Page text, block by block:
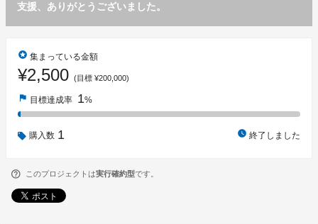
支援、ありがとうございました。
stars 集まっている金額
¥2,500 (目標 ¥200,000)
flag 目標達成率 1%
購入数 1 watch_later 終了しました
このプロジェクトは実行確約型です。